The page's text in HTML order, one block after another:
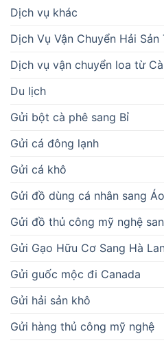
Dịch vụ khác
Dịch Vụ Vận Chuyển Hải
Dịch vụ vận chuyển loa từ
Du lịch
Gửi bột cà phê sang Bỉ
Gửi cá đông lạnh
Gửi cá khô
Gửi đồ dùng cá nhân sang Áo
Gửi đồ thủ công mỹ nghệ
Gửi Gạo Hữu Cơ Sang Hà
Gửi guốc mộc đi Canada
Gửi hải sản khô
Gửi hàng thủ công mỹ nghệ